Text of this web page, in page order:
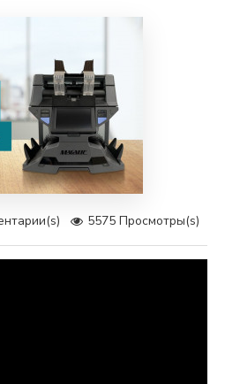
5575 Просмотры(s)